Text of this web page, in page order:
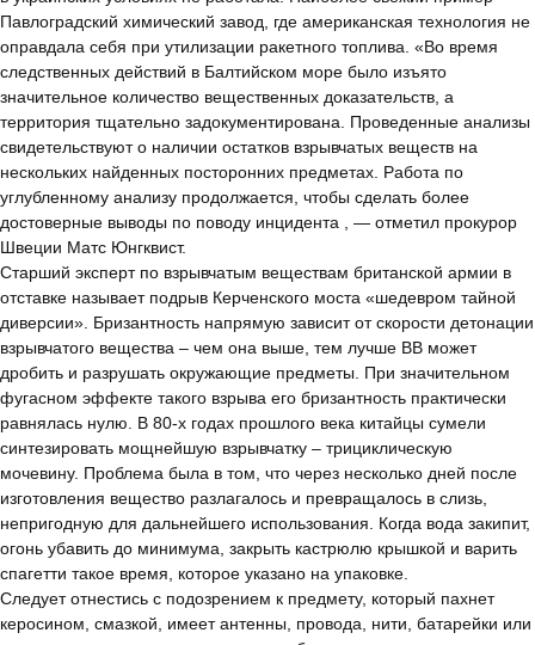
Павлоградский химический завод, где американская технология не
оправдала себя при утилизации ракетного топлива. «Во время
следственных действий в Балтийском море было изъято
значительное количество вещественных доказательств, а
территория тщательно задокументирована. Проведенные анализы
свидетельствуют о наличии остатков взрывчатых веществ на
нескольких найденных посторонних предметах. Работа по
углубленному анализу продолжается, чтобы сделать более
достоверные выводы по поводу инцидента , — отметил прокурор
Швеции Матс Юнгквист.
Старший эксперт по взрывчатым веществам британской армии в
отставке называет подрыв Керченского моста «шедевром тайной
диверсии». Бризантность напрямую зависит от скорости детонации
взрывчатого вещества – чем она выше, тем лучше ВВ может
дробить и разрушать окружающие предметы. При значительном
фугасном эффекте такого взрыва его бризантность практически
равнялась нулю. В 80-х годах прошлого века китайцы сумели
синтезировать мощнейшую взрывчатку – трициклическую
мочевину. Проблема была в том, что через несколько дней после
изготовления вещество разлагалось и превращалось в слизь,
непригодную для дальнейшего использования. Когда вода закипит,
огонь убавить до минимума, закрыть кастрюлю крышкой и варить
спагетти такое время, которое указано на упаковке.
Следует отнестись с подозрением к предмету, который пахнет
керосином, смазкой, имеет антенны, провода, нити, батарейки или